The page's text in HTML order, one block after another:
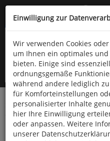
Kompletten Head der
oder
Startseite Advent &
Einwilligung zur
Wir verwenden Cookies
um Ihnen ein optimales
bieten. Einige sind
ordnungsgemäße
während andere lediglich
für Komforteinstellungen
personalisierter Inhalte
hier Ihre Einwilligung
oder anpassen. Weitere
unserer